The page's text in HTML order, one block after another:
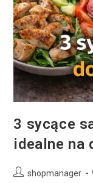
3 sycące
idealne na
shopmanager